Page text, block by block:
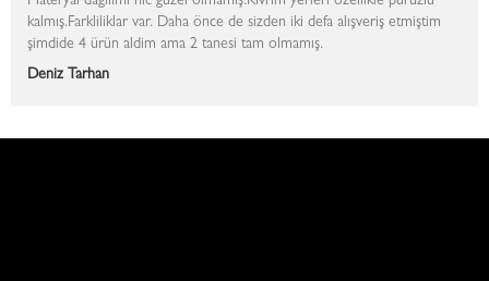
kalmış.Farkliliklar var. Daha önce de sizden iki defa alışveriş etmiştim
şimdide 4 ürün aldim ama 2 tanesi tam olmamış.
Deniz Tarhan